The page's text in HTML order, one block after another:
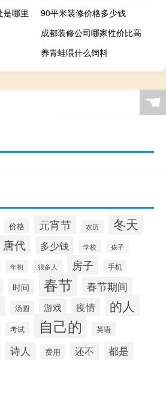
是哪里
90平米装修价格多少钱
成都装修公司哪家性价比高
养青蛙喂什么饲料
☚
价格 元宵节 农历 冬天
唐代 多少钱 学校 孩子
年初 很多人 房子 手机
时间 春节 春节期间
汤圆 游戏 疫情 的人
考试 自己的 英语
诗人 费用 还不 都是